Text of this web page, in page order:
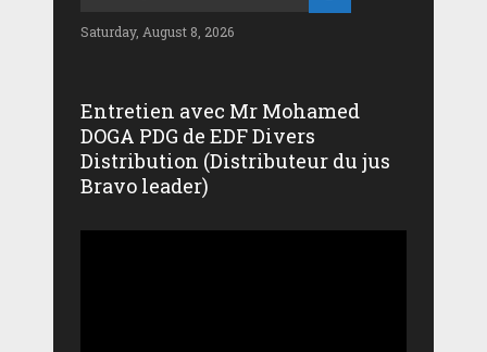
Saturday, August 8, 2026
Entretien avec Mr Mohamed
DOGA PDG de EDF Divers
Distribution (Distributeur du jus
Bravo leader)